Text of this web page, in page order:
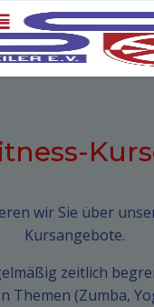
wir Sie über
Kursangebote.
zeitlich
Themen (Zumba,